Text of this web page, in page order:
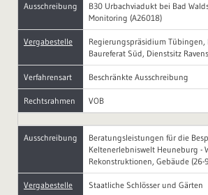
Ausschreibung
B30 Urbachviadukt bei Bad
Monitoring (A26018)
Vergabestelle
Regierungspräsidium Tübingen,
Baureferat Süd, Dienstsitz
Verfahrensart Beschränkte Ausschreibung
Rechtsrahmen VOB
Ausschreibung
Beratungsleistungen für die
Keltenerlebniswelt Heuneburg -
Rekonstruktionen, Gebäude (26-
Vergabestelle Staatliche Schlösser und Gärten